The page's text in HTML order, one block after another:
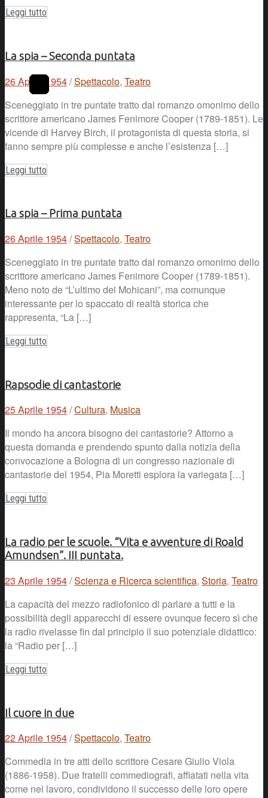
Leggi tutto
La spia – Seconda puntata
26 Aprile 1954/Spettacolo, Teatro
Sceneggiato in tre puntate tratto dal romanzo omonimo dello
scrittore americano James Fenimore Cooper (1789-1851). Le
vicende di Harvey Birch, il protagonista di questa storia, si
fanno sempre più complesse e anche l’esistenza […]
Leggi tutto
La spia – Prima puntata
26 Aprile 1954/Spettacolo, Teatro
Sceneggiato in tre puntate tratto dal romanzo omonimo dello
scrittore americano James Fenimore Cooper (1789-1851).
Meno noto de “L’ultimo dei Mohicani”, ma comunque
interessante per lo spaccato di realtà storica che
rappresenta, “La […]
Leggi tutto
Rapsodie di cantastorie
25 Aprile 1954/Cultura, Musica
Il mondo ha ancora bisogno dei cantastorie? Attorno a
questa domanda e prendendo spunto dalla notizia della
convocazione a Bologna di un congresso nazionale di
cantastorie del 1954, Pia Moretti esplora la variegata […]
Leggi tutto
La radio per le scuole. “Vita e avventure di Roald
Amundsen”. III puntata.
23 Aprile 1954/Scienza e Ricerca scientifica, Storia, Teatro
La capacità del mezzo radiofonico di parlare a tutti e la
possibilità degli apparecchi di essere ovunque fecero sì che
la radio rivelasse fin dal principio il suo potenziale didattico:
la “Radio per […]
Leggi tutto
Il cuore in due
22 Aprile 1954/Spettacolo, Teatro
Commedia in tre atti dello scrittore Cesare Giulio Viola
(1886-1958). Due fratelli commediografi, affiatati nella vita
come nel lavoro, condividono il successo delle loro opere